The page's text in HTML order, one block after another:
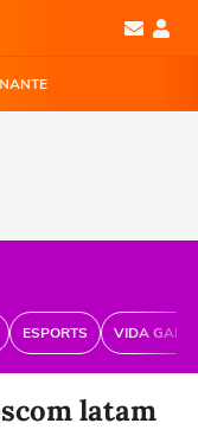
ESPORTS VIDA
latam